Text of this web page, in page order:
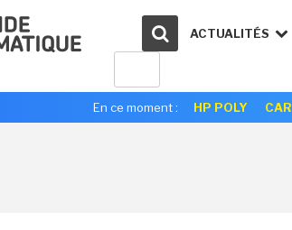
ACTUALITÉS
En ce moment : HP POLY